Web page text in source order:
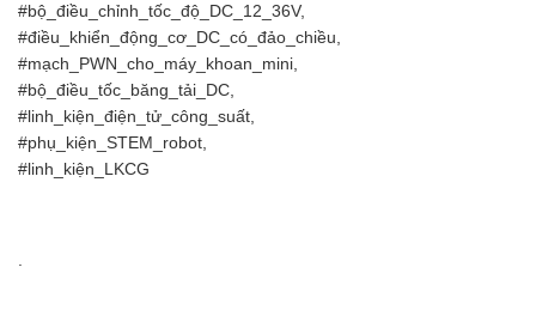
#bộ_điều_chỉnh_tốc_độ_DC_12_36V,
#điều_khiển_động_cơ_DC_có_đảo_chiều,
#mạch_PWN_cho_máy_khoan_mini,
#bộ_điều_tốc_băng_tải_DC,
#linh_kiện_điện_tử_công_suất,
#phụ_kiện_STEM_robot,
#linh_kiện_LKCG